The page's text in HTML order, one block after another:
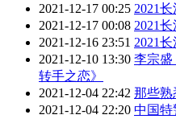
2021-12-17 00:25 2021
2021-12-17 00:08 2021
2021-12-16 23:51 2021
2021-12-10 13:30 李宗盛
转手之恋》
2021-12-04 22:42 那些熟
2021-12-04 22:20 中国特